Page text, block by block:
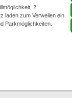
2
laden zum Verweilen ein.
Parkmöglichkeiten.